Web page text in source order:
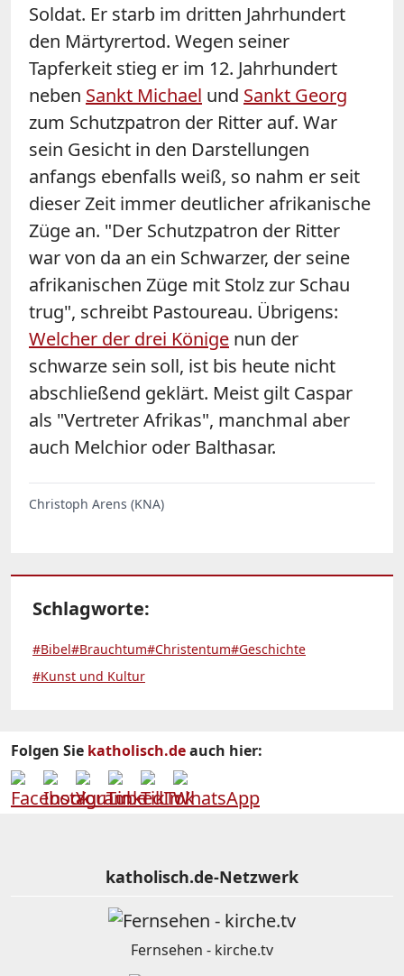
Soldat. Er starb im dritten Jahrhundert
den Märtyrertod. Wegen seiner
Tapferkeit stieg er im 12. Jahrhundert
neben Sankt Michael und Sankt Georg
zum Schutzpatron der Ritter auf. War
sein Gesicht in den Darstellungen
anfangs ebenfalls weiß, so nahm er seit
dieser Zeit immer deutlicher afrikanische
Züge an. "Der Schutzpatron der Ritter
war von da an ein Schwarzer, der seine
afrikanischen Züge mit Stolz zur Schau
trug", schreibt Pastoureau. Übrigens:
Welcher der drei Könige nun der
schwarze sein soll, ist bis heute nicht
abschließend geklärt. Meist gilt Caspar
als "Vertreter Afrikas", manchmal aber
auch Melchior oder Balthasar.
Christoph Arens (KNA)
Schlagworte:
#Bibel#Brauchtum#Christentum#Geschichte
#Kunst und Kultur
Folgen Sie katholisch.deauch hier:
katholisch.de-Netzwerk
Fernsehen - kirche.tv